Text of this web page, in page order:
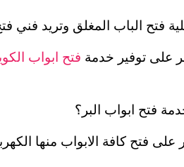
الباب المغلق وتريد فني
على توفير خدمة فتح ابواب
فتح ابواب البر؟
فتح كافة الابواب منها